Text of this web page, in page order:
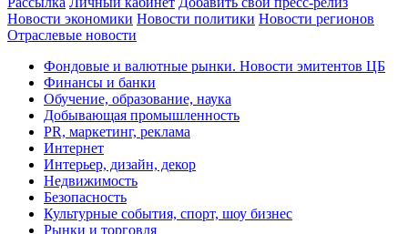
Новости экономики Новости политики Новости регионов
Отраслевые новости
Фондовые и валютные рынки. Новости эмитентов ЦБ
Финансы и банки
Обучение, образование, наука
Добывающая промышленность
PR, маркетинг, реклама
Интернет
Интерьер, дизайн, декор
Недвижимость
Безопасность
Культурные события, спорт, шоу бизнес
Рынки и торговля